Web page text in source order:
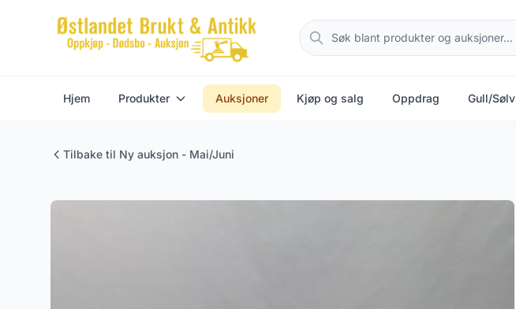
Hjem Produkter Auksjoner Kjøp og salg Oppdrag Gull/Sølv
Tilbake til Ny auksjon - Mai/Juni